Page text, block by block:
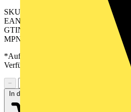
SKU: 2642280000
EAN: 04050118644692
GTIN: 04050118644692
MPN: CPS 3.81/02/270 SN GN BX
*Auf Anfrage verfügbar - bitte in den
Verfügbarkeit zu prüfen
−
In den Warenkorb